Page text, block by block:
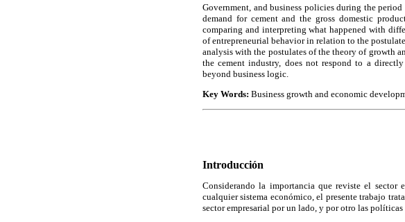
Government, and business policies during the
demand for cement and the gross domestic
comparing and interpreting what happened with
of entrepreneurial behavior in relation to the
analysis with the postulates of the theory of growth
the cement industry, does not respond to a
beyond business logic.
Key Words: Business growth and economic
Introducción
Considerando la importancia que reviste el
cualquier sistema económico, el presente trabajo
sector empresarial por un lado, y por otro las